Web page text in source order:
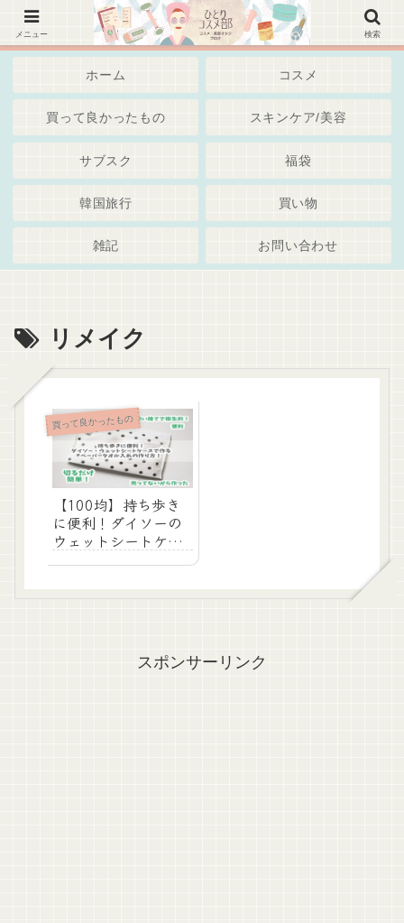
韓国コスメ、美容スキンケア・通販・Iherb・サブスク～綺麗でいたいアラサーアラフォー世代・
独身女子 ブログ
ホーム コスメ
買って良かったもの スキンケア/美容
サブスク 福袋
韓国旅行 買い物
雑記 お問い合わせ
リメイク
買って良かったもの
【100均】持ち歩き
に便利！ダイソーの
ウェットシートケー
納・アイデア・リメ
スポンサーリンク
メニュー 検索